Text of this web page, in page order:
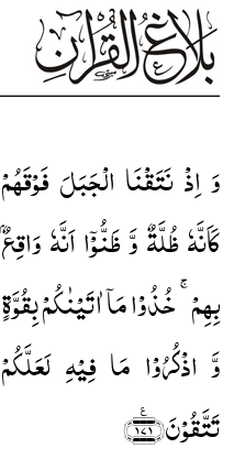
وَ اِذۡ نَتَقۡنَا الۡجَبَلَ فَوۡقَہُمۡ
کَاَنَّہٗ ظُلَّۃٌ وَّ ظَنُّوۡۤا اَنَّہٗ وَاقِعٌۢ
بِہِمۡ ۚ خُذُوۡا مَاۤ اٰتَیۡنٰکُمۡ بِقُوَّۃٍ
وَّ اذۡکُرُوۡا مَا فِیۡہِ لَعَلَّکُمۡ
تَتَّقُوۡنَ﴿۱۷۱﴾٪